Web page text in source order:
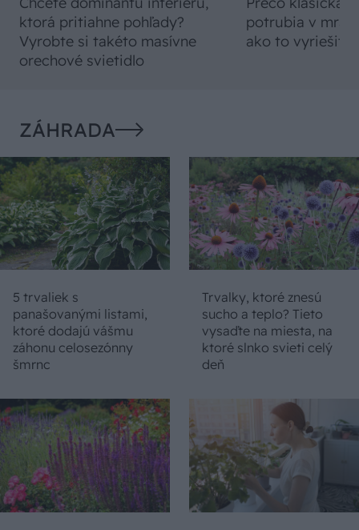
ktorá pritiahne pohľady?
Vyrobte si takéto masívne
orechové svietidlo
potrubia v
ako to vyriešiť
ZÁHRADA
5 trvaliek s
panašovanými listami,
ktoré dodajú vášmu
záhonu celosezónny
šmrnc
Trvalky, ktoré znesú
sucho a teplo? Tieto
vysaďte na miesta, na
ktoré slnko svieti celý
deň